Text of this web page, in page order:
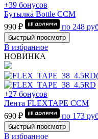
+39 бонусов
Бутылка Bottle CCM
990 ₽
по 248
быстрый просмотр
В избранное
НОВИНКА
+27 бонусов
Лента FLEXTAPE CCM
690 ₽
по 173
быстрый просмотр
В избранное